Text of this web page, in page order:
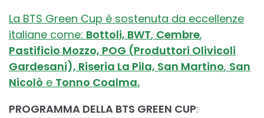
La BTS Green Cup è sostenuta da eccellenze
italiane come: Bottoli, BWT, Cembre,
Pastificio Mozzo, POG (Produttori Olivicoli
Gardesani), Riseria La Pila, San Martino, San
Nicolò e Tonno Coalma.
PROGRAMMA DELLA BTS GREEN CUP: